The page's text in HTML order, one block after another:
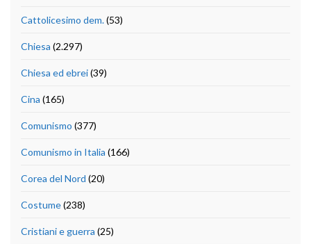
Cattolicesimo dem.(53)
Chiesa (2.297)
Chiesa ed ebrei(39)
Cina (165)
Comunismo (377)
Comunismo in Italia (166)
Corea del Nord (20)
Costume(238)
Cristiani e guerra (25)